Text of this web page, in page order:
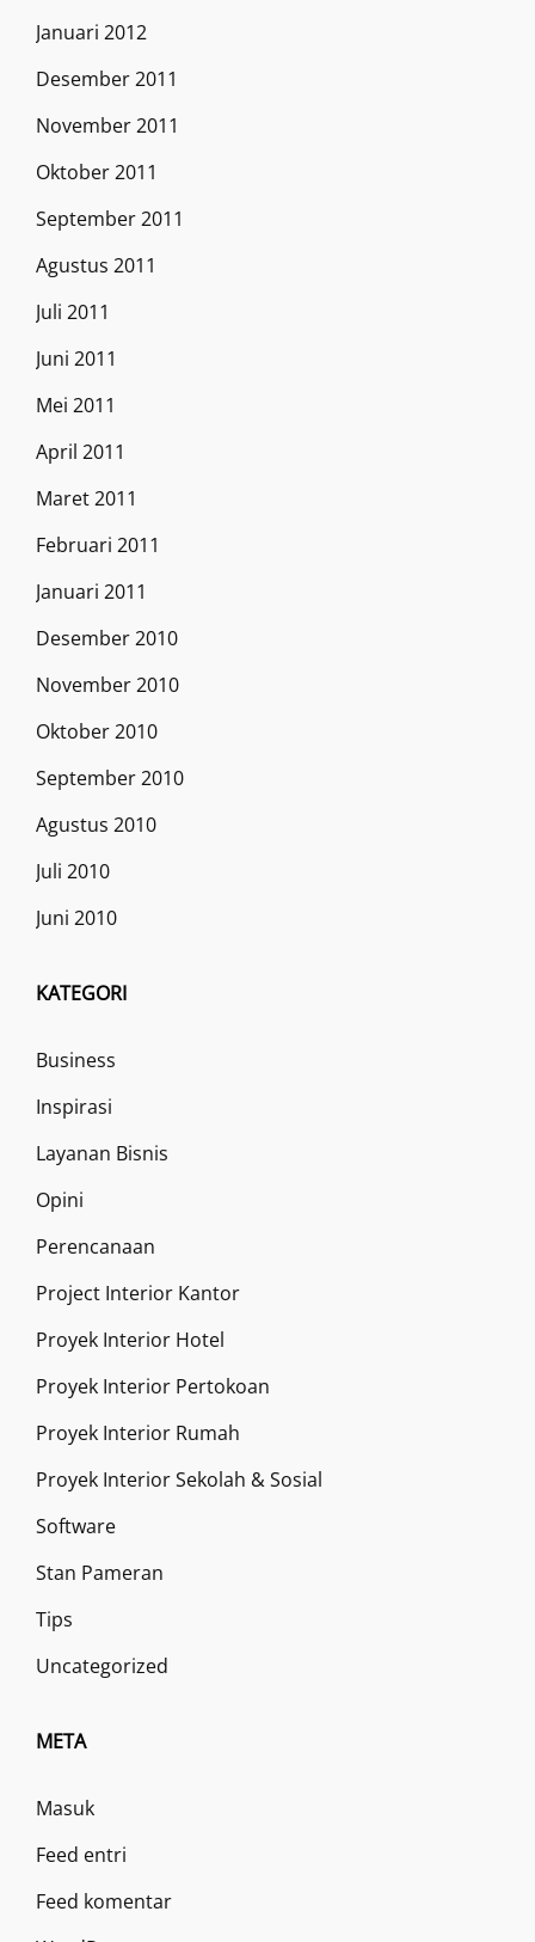
Januari 2012
Desember 2011
November 2011
Oktober 2011
September 2011
Agustus 2011
Juli 2011
Juni 2011
Mei 2011
April 2011
Maret 2011
Februari 2011
Januari 2011
Desember 2010
November 2010
Oktober 2010
September 2010
Agustus 2010
Juli 2010
Juni 2010
KATEGORI
Business
Inspirasi
Layanan Bisnis
Opini
Perencanaan
Project Interior Kantor
Proyek Interior Hotel
Proyek Interior Pertokoan
Proyek Interior Rumah
Proyek Interior Sekolah & Sosial
Software
Stan Pameran
Tips
Uncategorized
META
Masuk
Feed entri
Feed komentar